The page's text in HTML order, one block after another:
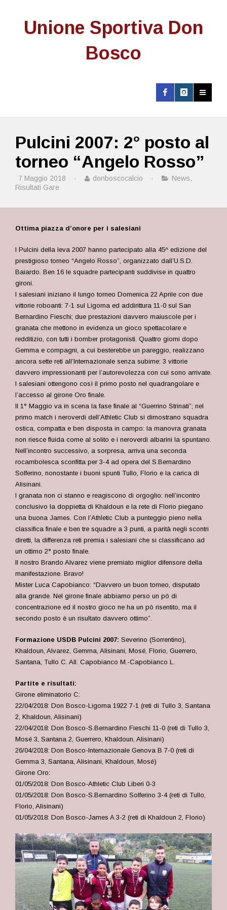
Unione Sportiva Don
Bosco
Pulcini 2007: 2° posto al
torneo “Angelo Rosso”
7 Maggio 2018 · donboscocalcio · News,
Risultati Gare
Ottima piazza d’onore per i salesiani
I Pulcini della leva 2007 hanno partecipato alla 45^ edizione del
prestigioso torneo “Angelo Rosso”, organizzato dall’U.S.D.
Baiardo. Ben 16 le squadre partecipanti suddivise in quattro
gironi.
I salesiani iniziano il lungo torneo Domenica 22 Aprile con due
vittorie roboanti: 7-1 sul Ligorna ed addirittura 11-0 sul San
Bernardino Fieschi; due prestazioni davvero maiuscole per i
granata che mettono in evidenza un gioco spettacolare e
redditizio, con tutti i bomber protagonisti. Quattro giorni dopo
Gemma e compagni, a cui besterebbe un pareggio, realizzano
ancora sette reti all’Internazionale senza subirne: 3 vittorie
davvero impressionanti per l’autorevolezza con cui sono arrivate.
I salesiani ottengono così il primo posto nel quadrangolare e
l’accesso al girone Oro finale.
Il 1° Maggio va in scena la fase finale al “Guerrino Strinati”; nel
primo match i neroverdi dell’Athletic Club si dimostrano squadra
ostica, compatta e ben disposta in campo: la manovra granata
non riesce fluida come al solito e i neroverdi albarini la spuntano.
Nell’incontro successivo, a sorpresa, arriva una seconda
rocambolesca sconfitta per 3-4 ad opera del S.Bernardino
Solferino, nonostante i buoni spunti Tullo, Florio e la carica di
Alisinani.
I granata non ci stanno e reagiscono di orgoglio: nell’incontro
conclusivo la doppietta di Khaldoun e la rete di Florio piegano
una buona James. Con l’Athletic Club a punteggio pieno nella
classifica finale e ben tre squadre a 3 punti, a parità negli scontri
diretti, la differenza reti premia i salesiani che si classificano ad
un ottimo 2° posto finale.
Il nostro Brando Alvarez viene premiato miglior difensore della
manifestazione. Bravo!
Mister Luca Capobianco: “Davvero un buon torneo, disputato
alla grande. Nel girone finale abbiamo perso un pò di
concentrazione ed il nostro gioco ne ha un pò risentito, ma il
secondo posto è un risultato davvero ottimo”.
Formazione USDB Pulcini 2007: Severino (Sorrentino),
Khaldoun, Alvarez, Gemma, Alisinani, Mosé, Florio, Guerrero,
Santana, Tullo C. All. Capobianco M.-Capobianco L.
Partite e risultati:
Girone eliminatorio C:
22/04/2018: Don Bosco-Ligorna 1922 7-1 (reti di Tullo 3, Santana
2, Khaldoun, Alisinani)
22/04/2018: Don Bosco-S.Bernardino Fieschi 11-0 (reti di Tullo 3,
Mosé 3, Santana 2, Guerrero, Khaldoun, Alisinani)
26/04/2018: Don Bosco-Internazionale Genova B 7-0 (reti di
Gemma 3, Santana, Alisinani, Khaldoun, Mosé)
Girone Oro:
01/05/2018: Don Bosco-Athletic Club Liberi 0-3
01/05/2018: Don Bosco-S.Bernardino Solferino 3-4 (reti di Tullo,
Florio, Alisinani)
01/05/2018: Don Bosco-James A 3-2 (reti di Khaldoun 2, Florio)